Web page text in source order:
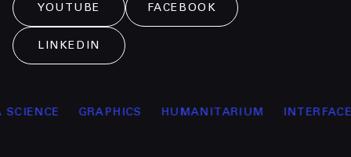
YOUTUBE FACEBOOK
LINKEDIN
GRAPHICS HUMANITARIUM INTERFACE